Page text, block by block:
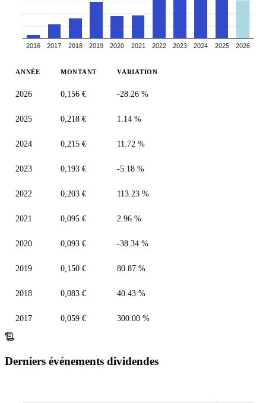
2016 2017 2018 2019 2020 2021 2022 2023 2024 2025 2026
ANNÉE MONTANT VARIATION
2026 0,156 € -28.26 %
2025 0,218 € 1.14 %
2024 0,215 € 11.72 %
2023 0,193 € -5.18 %
2022 0,203 € 113.23 %
2021 0,095 € 2.96 %
2020 0,093 € -38.34 %
2019 0,150 € 80.87 %
2018 0,083 € 40.43 %
2017 0,059 € 300.00 %
Derniers événements dividendes